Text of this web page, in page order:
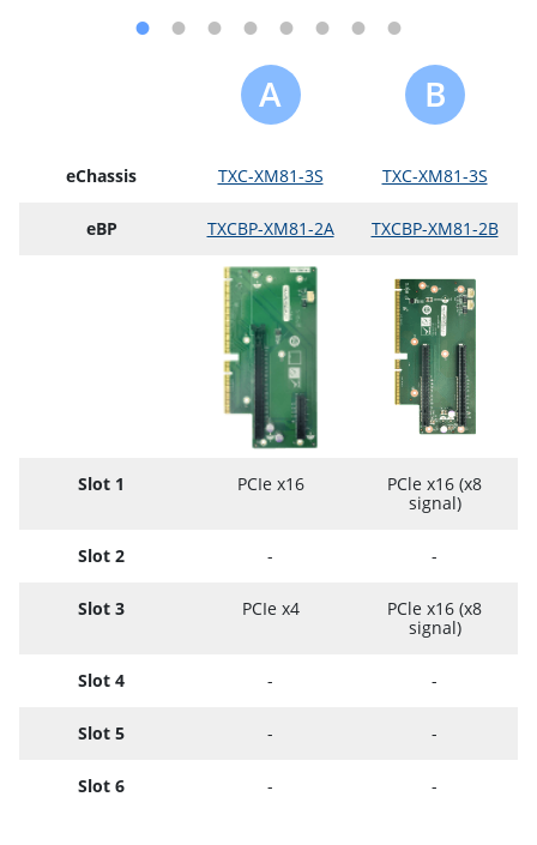
A B
eChassis TXC-XM81-3S TXC-XM81-3S
eBP TXCBP-XM81-2A TXCBP-XM81-2B
Slot 1 PCIe x16
PCle x16 (x8
signal)
Slot 2 - -
Slot 3 PCIe x4
PCle x16 (x8
signal)
Slot 4 - -
Slot 5 - -
Slot 6 - -